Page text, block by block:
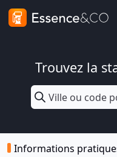
Trouvez la
Informations